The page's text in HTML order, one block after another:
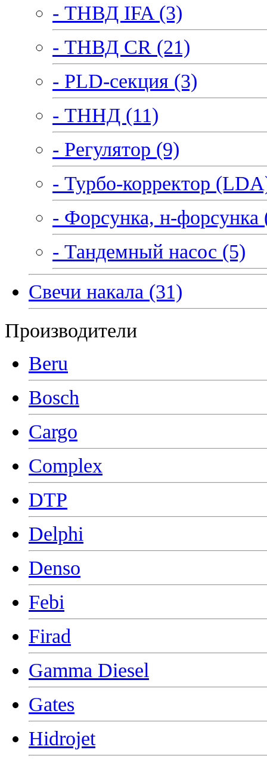
- ТНВД IFA (3)
- ТНВД CR (21)
- PLD-секция (3)
- ТННД (11)
- Регулятор (9)
- Турбо-корректор
- Форсунка, н-форсунка
- Тандемный насос (5)
Свечи накала (31)
Производители
Beru
Bosch
Cargo
Complex
DTP
Delphi
Denso
Febi
Firad
Gamma Diesel
Gates
Hidrojet